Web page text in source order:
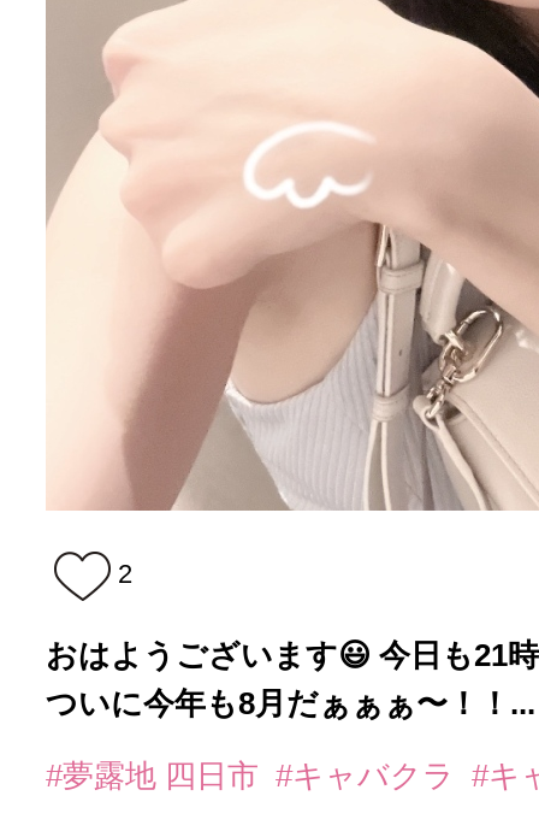
2
おはようございます😃 今日も21
ついに今年も8月だぁぁぁ〜！！...
#夢露地 四日市 #キャバクラ #キ